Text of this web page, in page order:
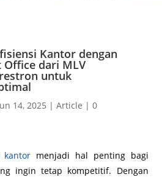
Kantor dengan
Office dari MLV
untuk
14, 2025 | Article | 0
kantor menjadi hal penting bagi
ingin tetap kompetitif. Dengan